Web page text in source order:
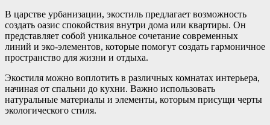
В царстве урбанизации, экостиль предлагает возможность
создать оазис спокойствия внутри дома или квартиры. Он
представляет собой уникальное сочетание современных
линий и эко-элементов, которые помогут создать гармоничное
пространство для жизни и отдыха.
Экостиля можно воплотить в различных комнатах интерьера,
начиная от спальни до кухни. Важно использовать
натуральные материалы и элементы, которым присущи черты
экологического стиля.